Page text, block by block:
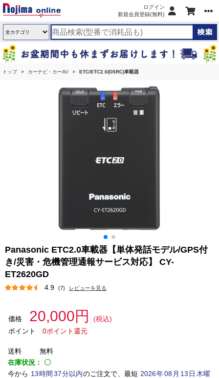
ログイン
新規会員登録(無料)
トップ カーナビ・カーAV ETC/ETC2.0(DSRC)車載器
Panasonic ETC2.0車載器【単体発話モデル/GPS付
き/災害・危機管理通報サービス対応】 CY-
ET2620GD
4.9 (7) レビューを見る
価格 20,000円
(税込)
ポイント
0ポイント還元
送料
無料
在庫状況： 〇
今から 13時間 37分以内のご注文で、最短 2026年08 月 13 日木曜